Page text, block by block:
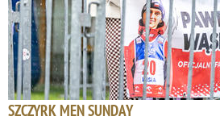
SZCZYRK MEN SUNDAY